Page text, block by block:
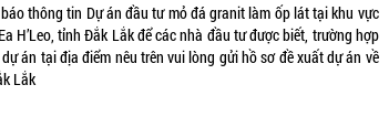
thông tin Dự án đầu tư mỏ đá granit làm ốp lát tại khu vực
H’Leo, tỉnh Đắk Lắk để các nhà đầu tư được biết, trường hợp
án tại địa điểm nêu trên vui lòng gửi hồ sơ đề xuất dự án về
Lắk